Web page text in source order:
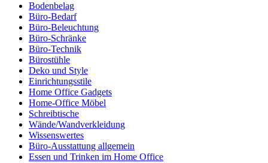
Bodenbelag
Büro-Bedarf
Büro-Beleuchtung
Büro-Schränke
Büro-Technik
Bürostühle
Deko und Style
Einrichtungsstile
Home Office Gadgets
Home-Office Möbel
Schreibtische
Wände/Wandverkleidung
Wissenswertes
Büro-Ausstattung allgemein
Essen und Trinken im Home Office